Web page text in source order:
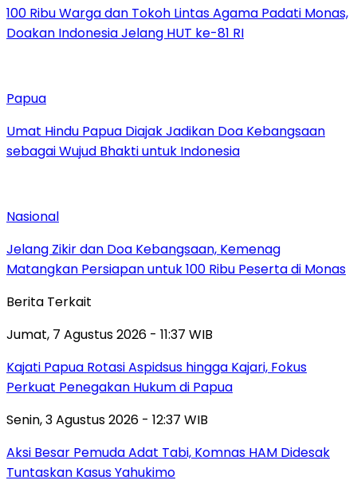
100 Ribu Warga dan Tokoh Lintas Agama Padati Monas,
Doakan Indonesia Jelang HUT ke-81 RI
Papua
Umat Hindu Papua Diajak Jadikan Doa Kebangsaan
sebagai Wujud Bhakti untuk Indonesia
Nasional
Jelang Zikir dan Doa Kebangsaan, Kemenag
Matangkan Persiapan untuk 100 Ribu Peserta di Monas
Berita Terkait
Jumat, 7 Agustus 2026 - 11:37 WIB
Kajati Papua Rotasi Aspidsus hingga Kajari, Fokus
Perkuat Penegakan Hukum di Papua
Senin, 3 Agustus 2026 - 12:37 WIB
Aksi Besar Pemuda Adat Tabi, Komnas HAM Didesak
Tuntaskan Kasus Yahukimo